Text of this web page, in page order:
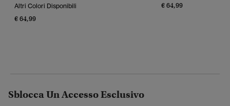
Altri Colori Disponibili
€ 64,99
€ 64,99
Sblocca Un Accesso Esclusivo